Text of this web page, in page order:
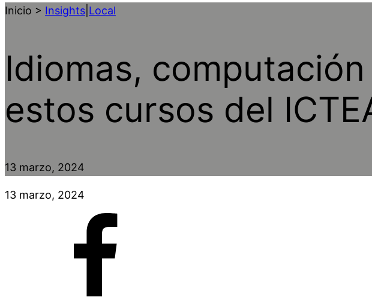
Inicio > Insights Local
Idiomas,
estos cursos del
13 marzo, 2024
13 marzo, 2024